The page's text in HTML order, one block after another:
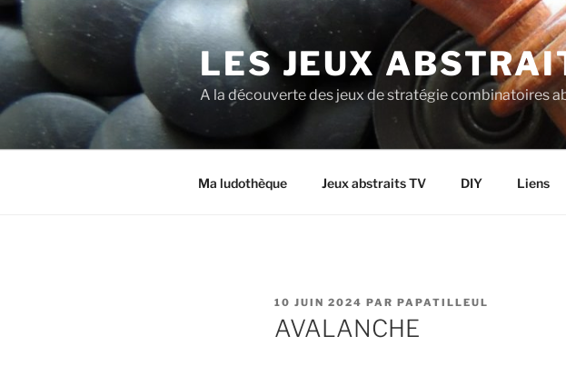
LES JEUX
A la découverte des jeux de stratégie combinatoires
Ma ludothèque Jeux abstraits TV DIY Liens
10 JUIN 2024 PAR PAPATILLEUL
AVALANCHE